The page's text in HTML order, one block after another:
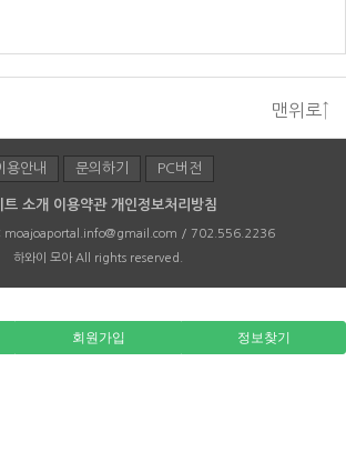
맨위로↑
용안내 문의하기 PC버전
트 소개 이용약관 개인정보처리방침
moajoaportal.info@gmail.com / 702.556.2236
하와이 모아 All rights reserved.
회원가입 정보찾기